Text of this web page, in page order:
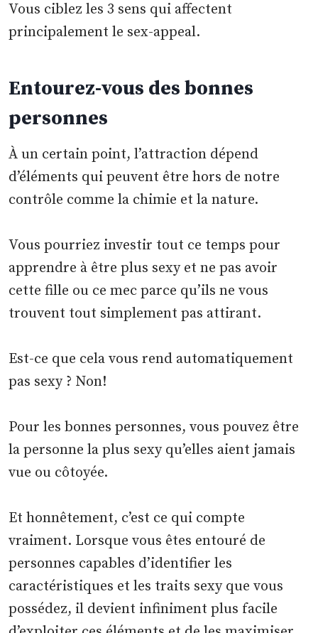
Vous ciblez les 3 sens qui affectent
principalement le sex-appeal.
Entourez-vous des bonnes
personnes
À un certain point, l’attraction dépend
d’éléments qui peuvent être hors de notre
contrôle comme la chimie et la nature.
Vous pourriez investir tout ce temps pour
apprendre à être plus sexy et ne pas avoir
cette fille ou ce mec parce qu’ils ne vous
trouvent tout simplement pas attirant.
Est-ce que cela vous rend automatiquement
pas sexy ? Non!
Pour les bonnes personnes, vous pouvez être
la personne la plus sexy qu’elles aient jamais
vue ou côtoyée.
Et honnêtement, c’est ce qui compte
vraiment. Lorsque vous êtes entouré de
personnes capables d’identifier les
caractéristiques et les traits sexy que vous
possédez, il devient infiniment plus facile